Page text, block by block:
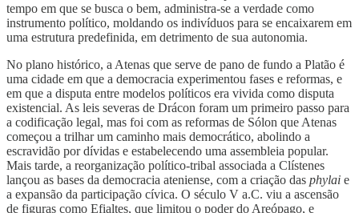
tempo em que se busca o bem, administra-se a verdade como
instrumento político, moldando os indivíduos para se encaixarem em
uma estrutura predefinida, em detrimento de sua autonomia.
No plano histórico, a Atenas que serve de pano de fundo a Platão é
uma cidade em que a democracia experimentou fases e reformas, e
em que a disputa entre modelos políticos era vivida como disputa
existencial. As leis severas de Drácon foram um primeiro passo para
a codificação legal, mas foi com as reformas de Sólon que Atenas
começou a trilhar um caminho mais democrático, abolindo a
escravidão por dívidas e estabelecendo uma assembleia popular.
Mais tarde, a reorganização político-tribal associada a Clístenes
lançou as bases da democracia ateniense, com a criação das phylai e
a expansão da participação cívica. O século V a.C. viu a ascensão
de figuras como Efialtes, que limitou o poder do Areópago, e